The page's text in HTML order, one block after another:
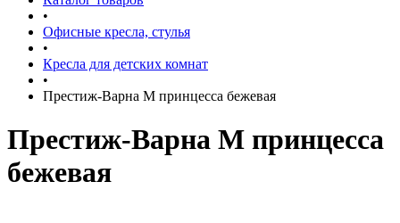
•
Офисные кресла, стулья
•
Кресла для детских комнат
•
Престиж-Варна М принцесса бежевая
Престиж-Варна М принцесса
бежевая